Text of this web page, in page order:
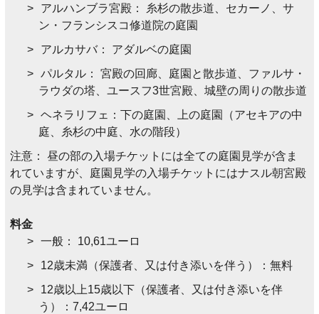
アルハンブラ宮殿： 糸杉の散歩道、セカーノ、サ
ン・フランシスコ修道院の庭園
アルカサバ： アダルベの庭園
パルタル： 宮殿の回廊、庭園と散歩道、ファルサ・
ラウダの塔、ユースフ3世宮殿、城壁の周りの散歩道
ヘネラリフェ：下の庭園、上の庭園（アセキアの中
庭、糸杉の中庭、水の階段）
注意： 昼の部の入場チケットには全ての庭園見学が含ま
れていますが、庭園見学の入場チケットにはナスル朝宮殿
の見学は含まれていません。
料金
一般： 10,61ユーロ
12歳未満（保護者、又は付き添いを伴う）：無料
12歳以上15歳以下（保護者、又は付き添いを伴
う）：7,42ユーロ